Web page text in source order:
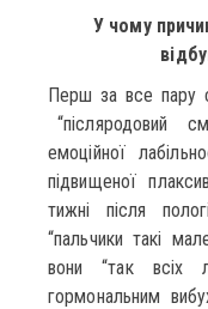
У чому
Перш за все пару
“післяродовий
емоційної
підвищеної
тижні після
“пальчики такі
вони “так всіх
гормональним